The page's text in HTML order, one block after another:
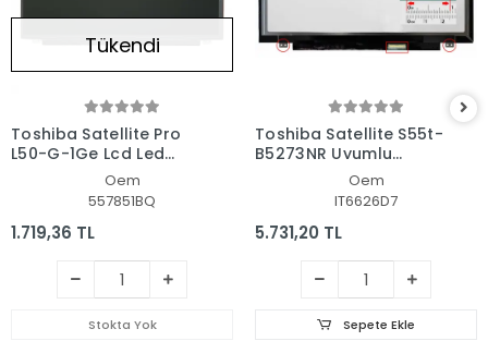
Tükendi
Toshiba Satellite Pro
L50-G-1Ge Lcd Led
Ekran - PanelOem
557851BQ
1.719,36 TL
Stokta Yok
Toshiba Satellite S55t-
B5273NR Uyumlu
Notebook Led Ekran
Oem
IT6626D7
5.731,20 TL
Sepete Ekle